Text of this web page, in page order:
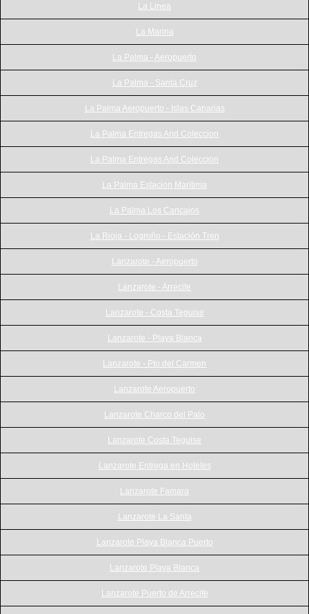
La Linea
La Marina
La Palma - Aeropuerto
La Palma - Santa Cruz
La Palma Aeropuerto - Islas Canarias
La Palma Entregas And Coleccion
La Palma Entregas And Coleccion
La Palma Estacion Maritima
La Palma Los Cancajos
La Rioja - Logroño - Estación Tren
Lanzarote - Aeropuerto
Lanzarote - Arrecife
Lanzarote - Costa Teguise
Lanzarote - Playa Blanca
Lanzarote - Pto.del Carmen
Lanzarote Aeropuerto
Lanzarote Charco del Palo
Lanzarote Costa Teguise
Lanzarote Entrega en Hoteles
Lanzarote Famara
Lanzarote La Santa
Lanzarote Playa Blanca Puerto
Lanzarote Playa Blanca
Lanzarote Puerto de Arrecife